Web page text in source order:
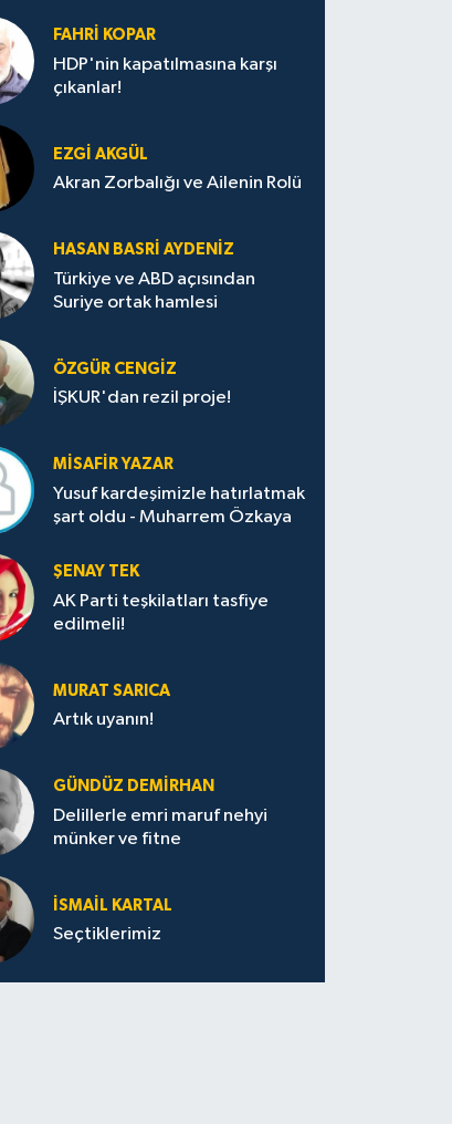
FAHRI KOPAR
HDP'nin kapatılmasına karşı
çıkanlar!
EZGI AKGÜL
Akran Zorbalığı ve Ailenin Rolü
HASAN BASRI AYDENIZ
Türkiye ve ABD açısından
Suriye ortak hamlesi
ÖZGÜR CENGIZ
İŞKUR'dan rezil proje!
MISAFIR YAZAR
Yusuf kardeşimizle hatırlatmak
şart oldu - Muharrem Özkaya
ŞENAY TEK
AK Parti teşkilatları tasfiye
edilmeli!
MURAT SARICA
Artık uyanın!
GÜNDÜZ DEMIRHAN
Delillerle emri maruf nehyi
münker ve fitne
İSMAIL KARTAL
Seçtiklerimiz